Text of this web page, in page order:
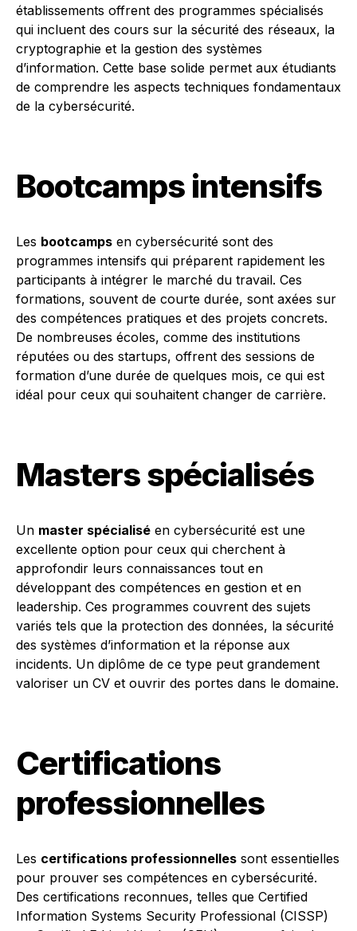
établissements offrent des programmes spécialisés
qui incluent des cours sur la sécurité des réseaux, la
cryptographie et la gestion des systèmes
d’information. Cette base solide permet aux étudiants
de comprendre les aspects techniques fondamentaux
de la cybersécurité.
Bootcamps intensifs
Les bootcamps en cybersécurité sont des
programmes intensifs qui préparent rapidement les
participants à intégrer le marché du travail. Ces
formations, souvent de courte durée, sont axées sur
des compétences pratiques et des projets concrets.
De nombreuses écoles, comme des institutions
réputées ou des startups, offrent des sessions de
formation d’une durée de quelques mois, ce qui est
idéal pour ceux qui souhaitent changer de carrière.
Masters spécialisés
Un master spécialisé en cybersécurité est une
excellente option pour ceux qui cherchent à
approfondir leurs connaissances tout en
développant des compétences en gestion et en
leadership. Ces programmes couvrent des sujets
variés tels que la protection des données, la sécurité
des systèmes d’information et la réponse aux
incidents. Un diplôme de ce type peut grandement
valoriser un CV et ouvrir des portes dans le domaine.
Certifications
professionnelles
Les certifications professionnelles sont essentielles
pour prouver ses compétences en cybersécurité.
Des certifications reconnues, telles que Certified
Information Systems Security Professional (CISSP)